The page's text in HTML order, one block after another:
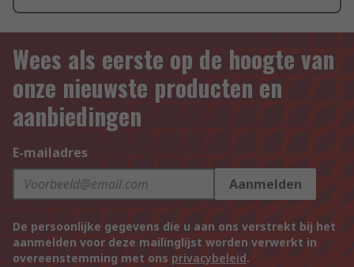
Wees als eerste op de hoogte van
onze nieuwste producten en
aanbiedingen
E-mailadres
Aanmelden
De persoonlijke gegevens die u aan ons verstrekt bij het
aanmelden voor deze mailinglijst worden verwerkt in
overeenstemming met ons privacybeleid.